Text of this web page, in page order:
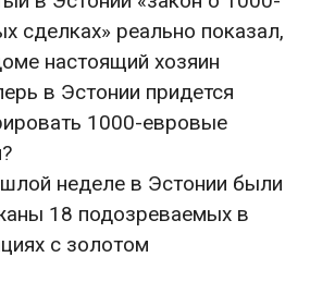
сделках» реально показал,
настоящий хозяин
в Эстонии придется
1000-евровые
неделе в Эстонии были
18 подозреваемых в
с золотом